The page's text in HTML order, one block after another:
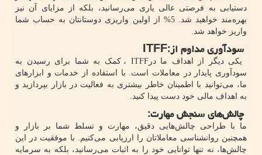
دستیابی به فرصتی عالی یاری می‌رسانید، بلکه از مزایای آن نیز
بهره‌مند خواهید شد. 5% از اولین واریزی دوستانتان به حساب شما
واریز خواهد شد.
سودآوری مداوم ازITFF:
یکی دیگر از اهداف ما درITFF ، کمک به شما برای رسیدن به
سودآوری پایدار در معاملات است. با استفاده از خدمات و ابزارهای
ما، می‌توانید با اطمینان خاطر بیشتری به فعالیت در بازار بپردازید و
به اهداف مالی خود دست پیدا کنید.
چالش‌های سنجش مهارت:
ما با طراحی چالش‌هایی دقیق، مهارت و تسلط شما بر بازار و
همچنین روانشناسی معاملاتان را ارزیابی می‌کنیم. با موفقیت در این
چالش‌ها، نه تنها توانایی خود را به اثبات می‌رسانید، بلکه به سرمایه